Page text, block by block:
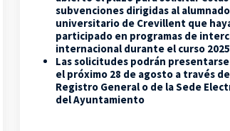
subvenciones dirigidas al alumnado
universitario de Crevillent que
participado en programas de
internacional durante el curso
Las solicitudes podrán
el próximo 28 de agosto a través
Registro General o de la Sede
del Ayuntamiento